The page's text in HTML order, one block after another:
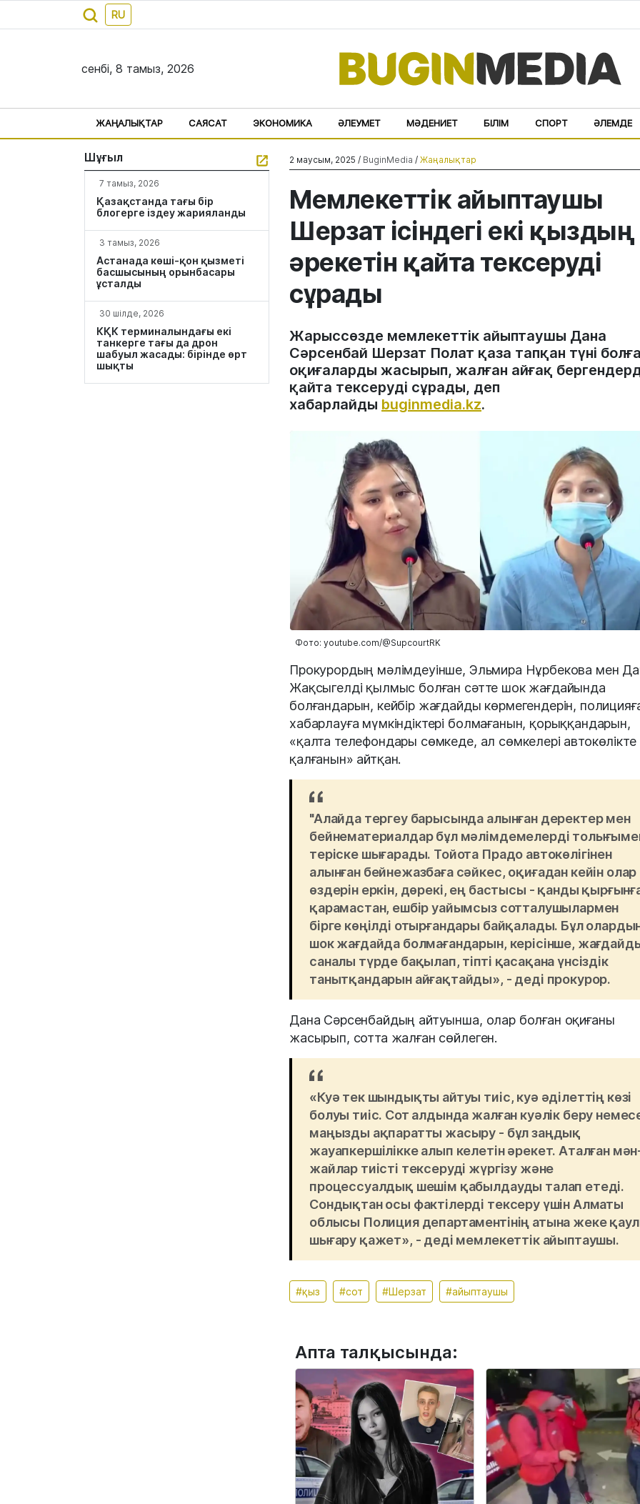
RU
сенбі, 8 тамыз, 2026
ЖАҢАЛЫҚТАР САЯСАТ ЭКОНОМИКА ӘЛЕУМЕТ МӘДЕНИЕТ БІЛІМ СПОРТ ӘЛЕМДЕ
Шұғыл
7 тамыз, 2026
Қазақстанда тағы бір
блогерге іздеу жарияланды
3 тамыз, 2026
Астанада көші-қон қызметі
басшысының орынбасары
ұсталды
30 шілде, 2026
КҚК терминалындағы екі
танкерге тағы да дрон
шабуыл жасады: бірінде өрт
шықты
2 маусым, 2025 / BuginMedia / Жаңалықтар
Мемлекеттік айыптаушы
Шерзат ісіндегі екі қыздың
әрекетін қайта тексеруді
сұрады
Жарыссөзде мемлекеттік айыптаушы Дана
Сәрсенбай Шерзат Полат қаза тапқан түні
оқиғаларды жасырып, жалған айғақ
қайта тексеруді сұрады, деп
хабарлайды buginmedia.kz.
Фото: youtube.com/@SupcourtRK
Прокурордың мәлімдеуінше, Эльмира Нұрбекова мен
Жақсыгелді қылмыс болған сәтте шок жағдайында
болғандарын, кейбір жағдайды көрмегендерін,
хабарлауға мүмкіндіктері болмағанын, қорыққандарын,
«қалта телефондары сөмкеде, ал сөмкелері автокөлікте
қалғанын» айтқан.
"Алайда тергеу барысында алынған деректер мен
бейнематериалдар бұл мәлімдемелерді
теріске шығарады. Тойота Прадо автокөлігінен
алынған бейнежазбаға сәйкес, оқиғадан кейін олар
өздерін еркін, дөрекі, ең бастысы - қанды
қарамастан, ешбір уайымсыз сотталушылармен
бірге көңілді отырғандары байқалады. Бұл
шок жағдайда болмағандарын, керісінше,
саналы түрде бақылап, тіпті қасақана үнсіздік
танытқандарын айғақтайды», - деді прокурор.
Дана Сәрсенбайдың айтуынша, олар болған оқиғаны
жасырып, сотта жалған сөйлеген.
«Куә тек шындықты айтуы тиіс, куә әділеттің көзі
болуы тиіс. Сот алдында жалған куәлік беру
маңызды ақпаратты жасыру - бұл заңдық
жауапкершілікке алып келетін әрекет. Аталған
жайлар тиісті тексеруді жүргізу және
процессуалдық шешім қабылдауды талап етеді.
Сондықтан осы фактілерді тексеру үшін Алматы
облысы Полиция департаментінің атына жеке
шығару қажет», - деді мемлекеттік айыптаушы.
#қыз #сот #Шерзат #айыптаушы
Апта талқысында: